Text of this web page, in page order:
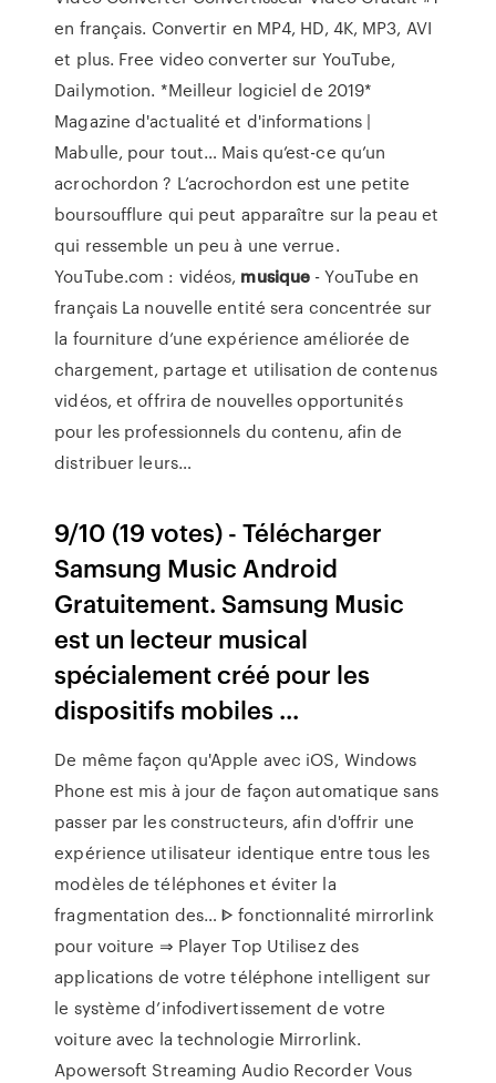
en français. Convertir en MP4, HD, 4K, MP3, AVI
et plus. Free video converter sur YouTube,
Dailymotion. *Meilleur logiciel de 2019*
Magazine d'actualité et d'informations |
Mabulle, pour tout… Mais qu’est-ce qu’un
acrochordon ? L’acrochordon est une petite
boursoufflure qui peut apparaître sur la peau et
qui ressemble un peu à une verrue.
YouTube.com : vidéos, musique - YouTube en
français La nouvelle entité sera concentrée sur
la fourniture d’une expérience améliorée de
chargement, partage et utilisation de contenus
vidéos, et offrira de nouvelles opportunités
pour les professionnels du contenu, afin de
distribuer leurs…
9/10 (19 votes) - Télécharger
Samsung Music Android
Gratuitement. Samsung Music
est un lecteur musical
spécialement créé pour les
dispositifs mobiles ...
De même façon qu'Apple avec iOS, Windows
Phone est mis à jour de façon automatique sans
passer par les constructeurs, afin d'offrir une
expérience utilisateur identique entre tous les
modèles de téléphones et éviter la
fragmentation des…ᐈ fonctionnalité mirrorlink
pour voiture ⇒ Player Top Utilisez des
applications de votre téléphone intelligent sur
le système d’infodivertissement de votre
voiture avec la technologie Mirrorlink.
Apowersoft Streaming Audio RecorderVous